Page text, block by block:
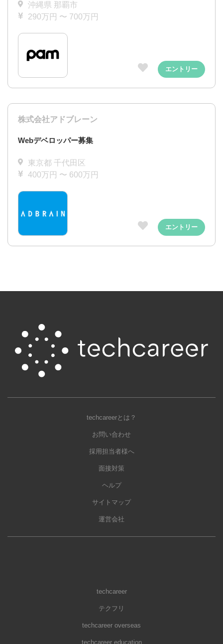
沖縄県 那覇市
290万円 〜 700万円
エントリー
株式会社アドブレーン
Webデベロッパー募集
東京都 千代田区
400万円 〜 600万円
エントリー
techcareerとは？
お問い合わせ
採用担当者様へ
面接対策
ヘルプ
サイトマップ
運営会社
techcareer
テクフリ
techcareer overseas
techcareer education